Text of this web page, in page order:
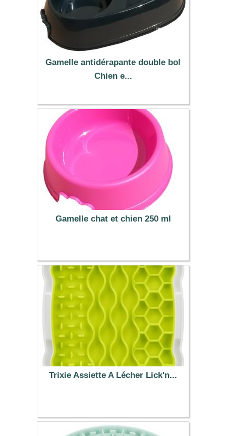
Gamelle antidérapante double bol
Chien e...
2.99 €
Gamelle chat et chien 250 ml
1.49 €
Trixie Assiette A Lécher Lick'n...
9.99 €